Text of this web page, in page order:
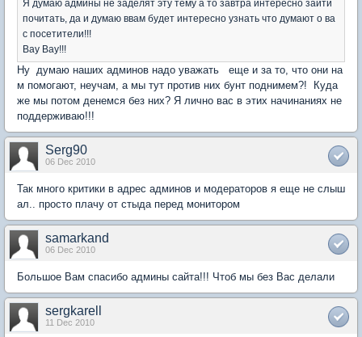
Я думаю админы не заделят эту тему а то завтра интересно зайти
почитать, да и думаю ввам будет интересно узнать что думают о ва
с посетители!!!
Bay Bay!!!
Ну думаю наших админов надо уважать еще и за то, что они на
м помогают, неучам, а мы тут против них бунт поднимем?! Куда
же мы потом денемся без них? Я лично вас в этих начинаниях не
поддерживаю!!!
Serg90
06 Dec 2010
Так много критики в адрес админов и модераторов я еще не слыш
ал.. просто плачу от стыда перед монитором
samarkand
06 Dec 2010
Большое Вам спасибо админы сайта!!! Чтоб мы без Вас делали
sergkarell
11 Dec 2010